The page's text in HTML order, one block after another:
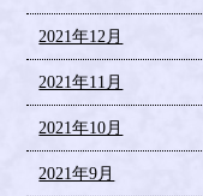
2021年12月
2021年11月
2021年10月
2021年9月